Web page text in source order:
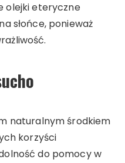
olejki eteryczne
słońce, ponieważ
naturalnym środkiem
korzyści
do pomocy w